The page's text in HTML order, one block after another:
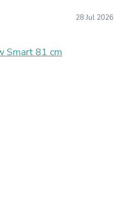
28 Jul 2026
Smart 81 cm